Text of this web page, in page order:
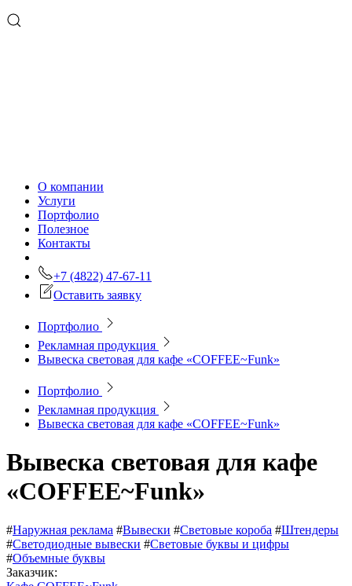
О компании
Услуги
Портфолио
Полезное
Контакты
+7 (4822) 47-67-11
Оставить заявку
Портфолио
Рекламная продукция
Вывеска световая для кафе «COFFEE~Funk»
Портфолио
Рекламная продукция
Вывеска световая для кафе «COFFEE~Funk»
Вывеска световая для кафе
«COFFEE~Funk»
#Наружная реклама #Вывески #Световые короба #Штендеры
#Светодиодные вывески #Световые буквы и цифры
#Объемные буквы
Заказчик: